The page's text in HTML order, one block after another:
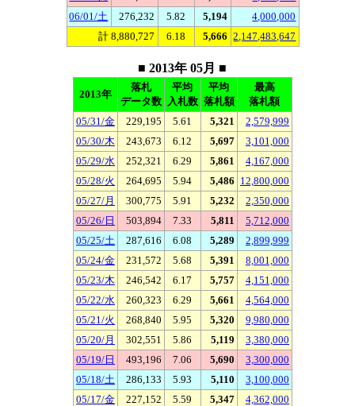
06/01/土
276,232 5.82 5,194
4,000,000
計 8,880,727
6.18 5,666 2,147,483,647
■ 2013年 05月 ■
2013年
落札
データ数
平均
入札数
平均
落札額
最高
落札額
05/31/金
229,195 5.61 5,321
2,579,999
05/30/木
243,673 6.12 5,697
3,101,000
05/29/水
252,321 6.29 5,861
4,167,000
05/28/火
264,695 5.94 5,486 12,800,000
05/27/月
300,775 5.91 5,232
2,350,000
05/26/日
503,894 7.33 5,811
5,712,000
05/25/土
287,616 6.08 5,289
2,899,999
05/24/金
231,572 5.68 5,391
8,001,000
05/23/木
246,542 6.17 5,757
4,151,000
05/22/水
260,323 6.29 5,661
4,564,000
05/21/火
268,840 5.95 5,320
9,980,000
05/20/月
302,551 5.86 5,119
3,380,000
05/19/日
493,196 7.06 5,690
3,300,000
05/18/土
286,133 5.93 5,110
3,100,000
05/17/金
227,152 5.59 5,347
4,362,000